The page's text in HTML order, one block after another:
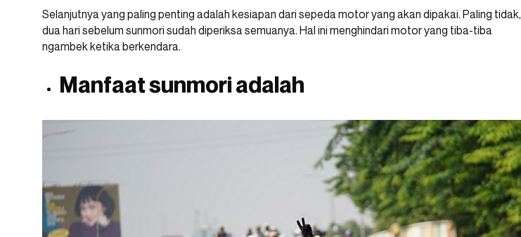
Selanjutnya yang paling penting adalah kesiapan dari sepeda motor yang akan dipakai. Paling tidak,
dua hari sebelum sunmori sudah diperiksa semuanya. Hal ini menghindari motor yang tiba-tiba
ngambek ketika berkendara.
Manfaat sunmori adalah